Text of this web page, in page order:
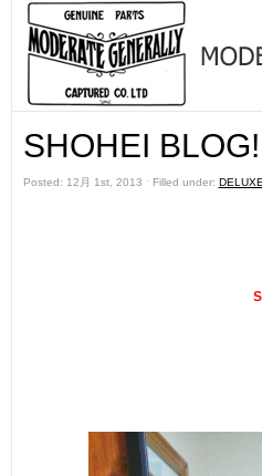
SHOHEI
Posted: 12月 1st, 2013 ˑ Filled under: DELUXE